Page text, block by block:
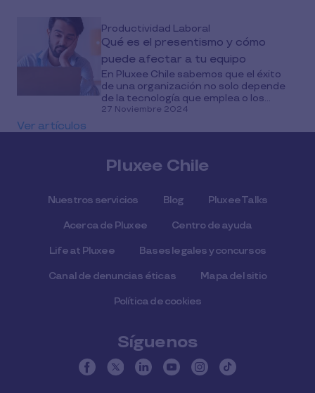
Productividad Laboral
Qué es el presentismo y cómo
puede afectar a tu equipo
En Pluxee Chile sabemos que el éxito
de una organización no solo depende
de la tecnología que emplea o los...
27 Noviembre 2024
Ver artículos
Pluxee Chile
Nuestros servicios Blog Pluxee Talks
Acerca de Pluxee Centro de ayuda
Life at Pluxee Bases legales y concursos
Canal de denuncias éticas Mapa del sitio
Política de cookies
Síguenos